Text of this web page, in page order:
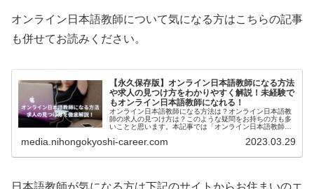
オンライン日本語教師について気になる方はこちらの記事
も併せてお読みください。
【永久保存版】オンライン日本語教師になる方法
や求人の見つけ方をわかりやすく解説！未経験で
もオンライン日本語教師になれる！
オンライン日本語教師になる方法は？オンライン日本語教
師の求人の見つけ方は？このような疑問をお持ちの方も多
いことと思います。本記事では「オンライン日本語教師に
media.nihongokyoshi-career.com 2023.03.29